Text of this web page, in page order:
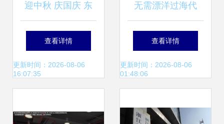
迎中秋 庆国庆 东
营综合保税区国际
商品展示交易中心
查看详情
更新时间：2026-08-06
16:07:35
无需漂洋过海代
购，西咸空港安奈
优让你一切无忧！
查看详情
更新时间：2026-08-06
01:48:06